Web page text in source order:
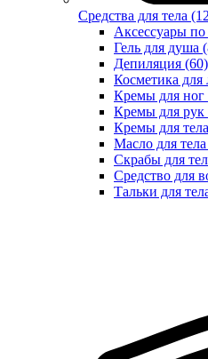
Средства для тела
Аксессуары по
Гель для душа
Депиляция (60)
Косметика для
Кремы для ног
Кремы для рук
Кремы для
Масло для
Скрабы для
Средство для
Тальки для